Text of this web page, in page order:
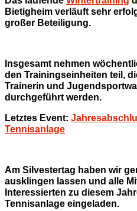
Bietigheim verläuft sehr
großer Beteiligung.
Insgesamt nehmen
den Trainingseinheiten teil,
Trainerin und
durchgeführt werden.
Letztes Event:
Tennisanlage
Am Silvestertag haben wir
ausklingen lassen und alle
Interessierten zu diesem
Tennisanlage eingeladen.